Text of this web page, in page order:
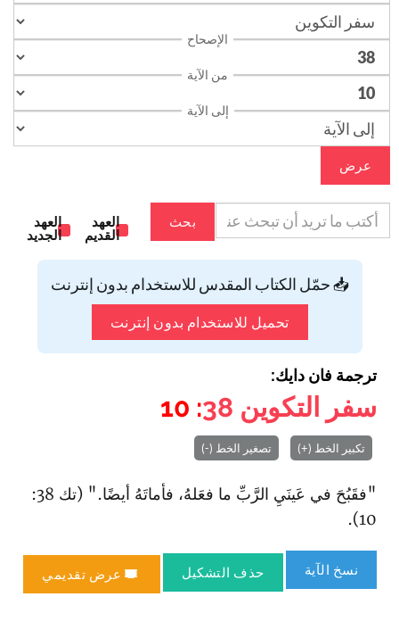
الإصحاح
من الآية
إلى الآية
عرض
بحث
العهد
القديم
العهد
الجديد
📥 حمّل الكتاب المقدس للاستخدام بدون إنترنت
تحميل للاستخدام بدون إنترنت
ترجمة فان دايك:
سفر التكوين 38
: 10
تكبير الخط (+) تصغير الخط (-)
"فقَبُحَ في عَينَيِ الرَّبِّ ما فعَلهُ، فأماتَهُ أيضًا." (تك 38:
10).
نسخ الآية حذف التشكيل عرض تقديمي